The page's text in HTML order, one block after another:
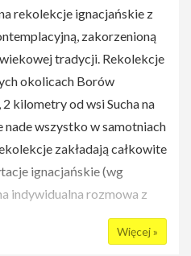
rekolekcje ignacjańskie z
zakorzenioną
tradycji. Rekolekcje
okolicach Borów
2 kilometry od wsi Sucha na
wszystko w samotniach
zakładają całkowite
ignacjańskie (wg
indywidualna rozmowa z
Więcej »